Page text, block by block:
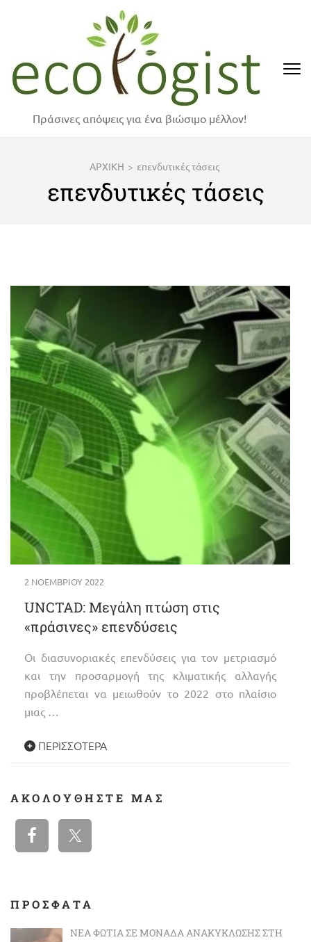
Enter)
Πράσινες απόψεις για ένα βιώσιμο μέλλον!
ΑΡΧΙΚΗ > επενδυτικές τάσεις
επενδυτικές τάσεις
2 ΝΟΕΜΒΡΊΟΥ 2022
UNCTAD: Μεγάλη πτώση στις
«πράσινες» επενδύσεις
Οι διασυνοριακές επενδύσεις για τον μετριασμό
και την προσαρμογή της κλιματικής αλλαγής
προβλέπεται να μειωθούν το 2022 στο πλαίσιο
μιας …
ΠΕΡΙΣΣΌΤΕΡΑ
ΑΚΟΛΟΥΘΉΣΤΕ ΜΑΣ
ΠΡΟΣΦΑΤΑ
ΝΈΑ ΦΩΤΙΆ ΣΕ ΜΟΝΆΔΑ ΑΝΑΚΎΚΛΩΣΗΣ ΣΤΗ